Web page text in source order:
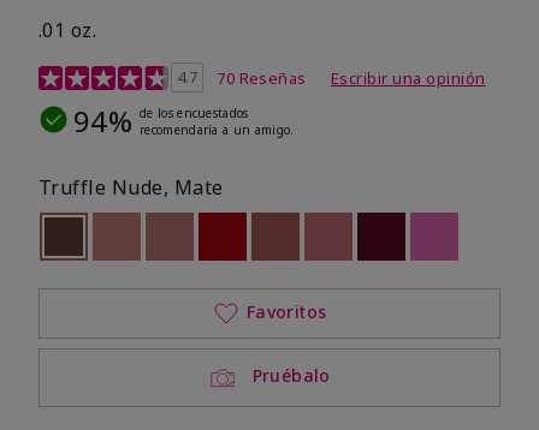
.01 oz.
Calificación de clientes de 5 de 5
4.7 70 Reseñas Escribir una opinión
94% de los encuestados
recomendaría a un amigo.
Truffle Nude, Mate
seleccionado
Out of stock
Pruébalo
Favoritos